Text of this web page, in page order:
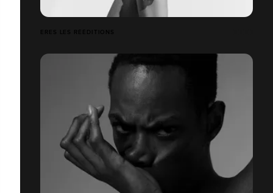
ERES LES RÉÉDITIONS